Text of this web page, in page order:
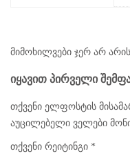
მიმოხილვები ჯერ არ არის.
ᲘᲧᲐᲕᲘᲗ ᲞᲘᲠᲕᲔᲚᲘ
თქვენი ელფოსტის
აუცილებელი ველები
თქვენი რეიტინგი *